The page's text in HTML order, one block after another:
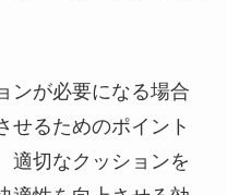
ンが必要になる場合
せるためのポイント
適切なクッションを